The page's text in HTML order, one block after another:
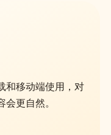
和移动端使用，对
更自然。